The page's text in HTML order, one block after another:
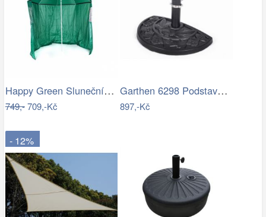
Happy Green Slunečník s boční stěnou,…
749,-709,-Kč
Garthen 6298 Podstavec pro půlkulaté…
897,-Kč
- 12%